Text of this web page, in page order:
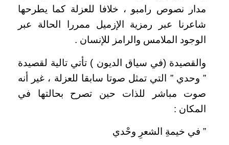
مدار نصوص رامبو ، خلافا للعزلة كما يطرحها
شاعرنا عبر رمزية الإزميل ممررا الحالة عبر
الوجود الملامس والرامز للإنسان .
والقصيدة (في سياق الديون ) تأتي تالية لقصيدة
” وحدي ” التي تمثل صوتا سابقا للعزلة ، غير أنه
صوت مباشر للذات حين تصرح بحالتها في
المكان :
” في خيمةِ الشعرِ وحْدي